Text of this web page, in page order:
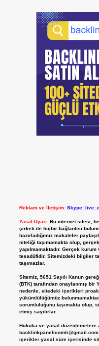
Reklam ve İletişim: Skype:
Yasal Uyarı: Bu internet sitesi,
şirketi ile hiçbir bağlantısı
hazırladığımız makaleler
niteliği taşımamakta olup,
yapılmamaktadır. Gerçek
tesadüfidir. Sitemizdeki bilgiler
taşımazlar.
Sitemiz, 5651 Sayılı Kanun
(BTK) tarafından onaylanmış bir
nedenle, sitedeki içerikleri
yükümlülüğümüz
sorumluluğunu taşımakta olup,
etmiş sayılırlar.
Hukuka ve yasal düzenlemelere
backlinkpanelicomtr@gmail.com
içerikler yasal süre içerisinde